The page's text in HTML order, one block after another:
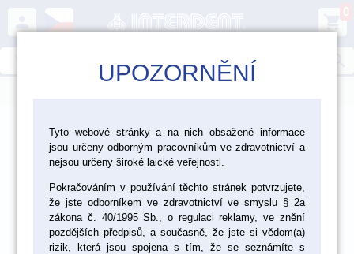
person shopping_cart
0
> Ordinace > Přístroje a vybavení >
Motory a násadce > Kolénkové a rovné násadce Bien Air
UPOZORNĚNÍ
Tyto webové stránky a na nich obsažené informace
jsou určeny odborným pracovníkům ve zdravotnictví a
nejsou určeny široké laické veřejnosti.
Pokračováním v používání těchto stránek potvrzujete,
že jste odborníkem ve zdravotnictví ve smyslu § 2a
zákona č. 40/1995 Sb., o regulaci reklamy, ve znění
pozdějších předpisů, a současně, že jste si vědom(a)
rizik, která jsou spojena s tím, že se seznámíte s